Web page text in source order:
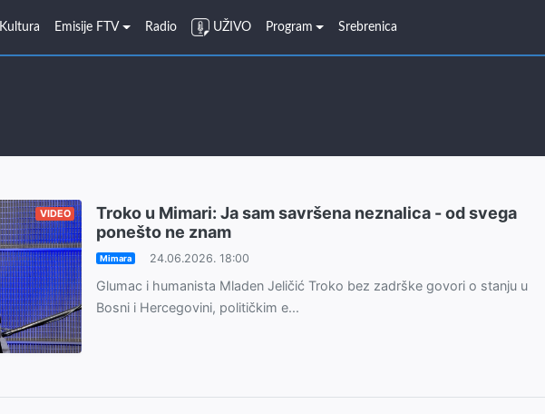
Kultura Emisije FTV Radio UŽIVO Program Srebrenica
VIDEO
Troko u Mimari: Ja sam savršena neznalica - od svega
ponešto ne znam
Mimara 24.06.2026. 18:00
Glumac i humanista Mladen Jeličić Troko bez zadrške govori o stanju u
Bosni i Hercegovini, političkim e...